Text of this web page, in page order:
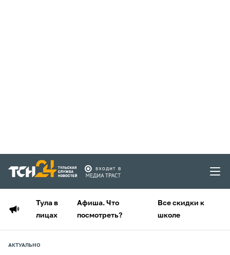
Тула в
лицах
Афиша. Что
посмотреть?
Все скидки к
школе
АКТУАЛЬНО